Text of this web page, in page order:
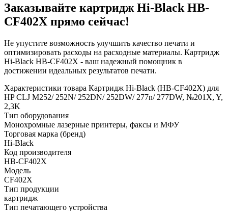
Заказывайте картридж Hi-Black HB-
CF402X прямо сейчас!
Не упустите возможность улучшить качество печати и
оптимизировать расходы на расходные материалы. Картридж
Hi-Black HB-CF402X - ваш надежный помощник в
достижении идеальных результатов печати.
Характеристики товара Картридж Hi-Black (HB-CF402X) для
HP CLJ M252/ 252N/ 252DN/ 252DW/ 277n/ 277DW, №201X, Y,
2,3K
Тип оборудования
Монохромные лазерные принтеры, факсы и МФУ
Торговая марка (бренд)
Hi-Black
Код производителя
HB-CF402X
Модель
CF402X
Тип продукции
картридж
Тип печатающего устройства